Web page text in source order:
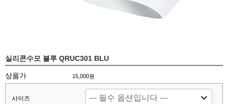
실리콘수모 블루 QRUC301 BLU
상품가 15,000원
사이즈